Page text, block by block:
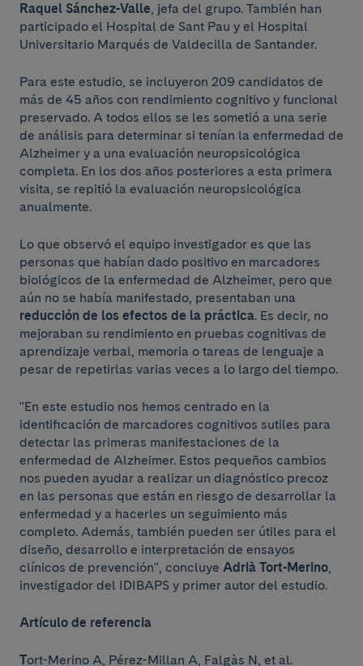
Raquel Sánchez-Valle, jefa del grupo. También han
participado el Hospital de Sant Pau y el Hospital
Universitario Marqués de Valdecilla de Santander.
Para este estudio, se incluyeron 209 candidatos de
más de 45 años con rendimiento cognitivo y funcional
preservado. A todos ellos se les sometió a una serie
de análisis para determinar si tenían la enfermedad de
Alzheimer y a una evaluación neuropsicológica
completa. En los dos años posteriores a esta primera
visita, se repitió la evaluación neuropsicológica
anualmente.
Lo que observó el equipo investigador es que las
personas que habían dado positivo en marcadores
biológicos de la enfermedad de Alzheimer, pero que
aún no se había manifestado, presentaban una
reducción de los efectos de la práctica. Es decir, no
mejoraban su rendimiento en pruebas cognitivas de
aprendizaje verbal, memoria o tareas de lenguaje a
pesar de repetirlas varias veces a lo largo del tiempo.
"En este estudio nos hemos centrado en la
identificación de marcadores cognitivos sutiles para
detectar las primeras manifestaciones de la
enfermedad de Alzheimer. Estos pequeños cambios
nos pueden ayudar a realizar un diagnóstico precoz
en las personas que están en riesgo de desarrollar la
enfermedad y a hacerles un seguimiento más
completo. Además, también pueden ser útiles para el
diseño, desarrollo e interpretación de ensayos
clínicos de prevención", concluye Adrià Tort-Merino,
investigador del IDIBAPS y primer autor del estudio.
Artículo de referencia
Tort-Merino A, Pérez-Millan A, Falgàs N, et al.